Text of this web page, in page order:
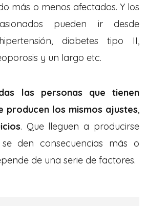
más o menos afectados. Y los
pueden ir desde
diabetes tipo II,
y un largo etc.
las personas que tienen
producen los mismos ajustes
. Que lleguen a producirse
den consecuencias más o
de una serie de factores.